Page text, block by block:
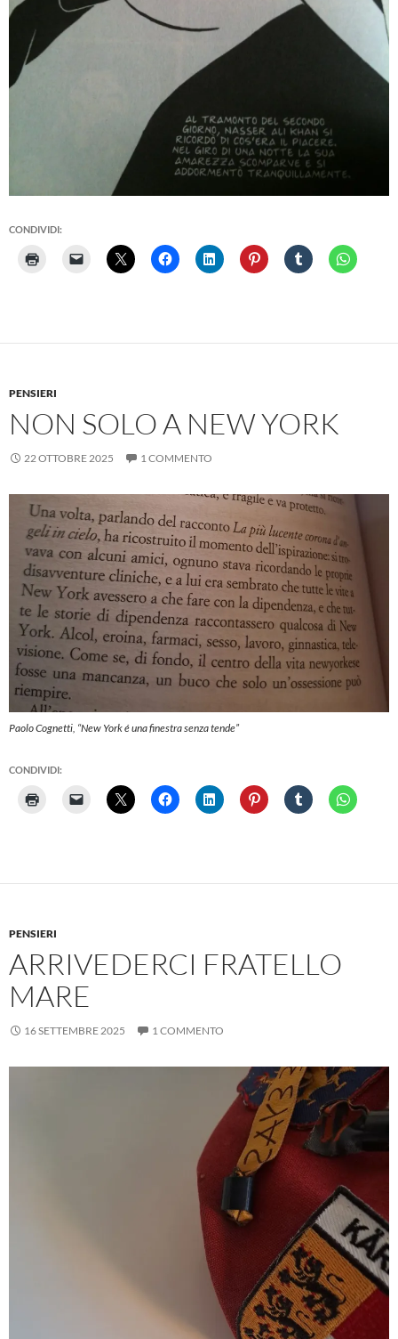
CONDIVIDI:
PENSIERI
NON SOLO A NEW YORK
22 OTTOBRE 2025 1 COMMENTO
Paolo Cognetti, “New York é una finestra senza tende”
CONDIVIDI:
PENSIERI
ARRIVEDERCI FRATELLO
MARE
16 SETTEMBRE 2025 1 COMMENTO